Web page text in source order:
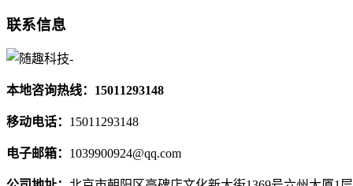
联系信息
本地咨询热线：15011293148
移动电话： 15011293148
电子邮箱： 1039900924@qq.com